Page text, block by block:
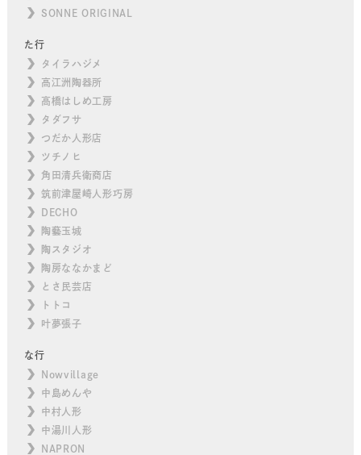
SONNE ORIGINAL
た行
タイラハジメ
高江洲陶器所
高橋はしめ工房
タダフサ
つだか人形店
ツチノヒ
角田清兵衛商店
筑前津屋崎人形巧房
DECHO
陶藝玉城
陶スタジオ
陶房ななかまど
とさ民芸店
トトコ
叶夢張子
な行
Nowvillage
中島めんや
中村人形
中湯川人形
NAPRON